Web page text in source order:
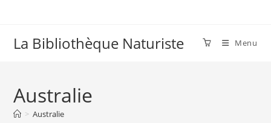
La Bibliothèque Naturiste Menu
Australie
> Australie